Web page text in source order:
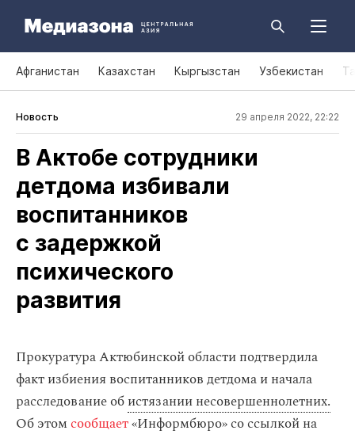
Афганистан Казахстан Кыргызстан Узбекистан
Новость 29 апреля 2022, 22:22
В Актобе сотрудники
детдома избивали
воспитанников
с задержкой
психического
развития
Прокуратура Актюбинской области подтвердила
факт избиения воспитанников детдома и начала
расследование обистязании несовершеннолетних.
Об этомсообщает«Информбюро» со ссылкой на